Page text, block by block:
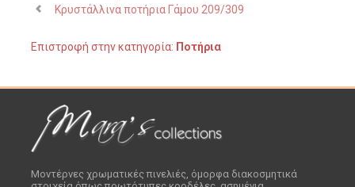
Κρυστάλλινα ποτήρια Γάμου 209/309
Επιστροφή στην κατηγορία: Ποτήρια
Μοντέρνες χρωματικές πινελιές, όμορφα διακοσμητικά